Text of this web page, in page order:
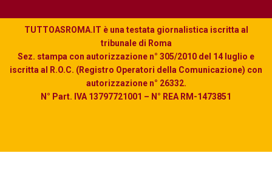
TUTTOASROMA.IT è una testata giornalistica iscritta al
tribunale di Roma
Sez. stampa con autorizzazione n° 305/2010 del 14 luglio e
iscritta al R.O.C. (Registro Operatori della Comunicazione) con
autorizzazione n° 26332.
N° Part. IVA 13797721001 – N° REA RM-1473851